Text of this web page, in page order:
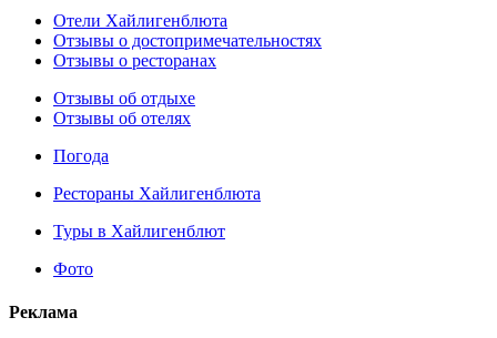
Отели Хайлигенблюта
Отзывы о достопримечательностях
Отзывы о ресторанах
Отзывы об отдыхе
Отзывы об отелях
Погода
Рестораны Хайлигенблюта
Туры в Хайлигенблют
Фото
Реклама